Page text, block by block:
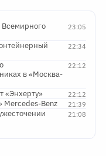
23:05
22:34
22:12
в «Москва-
22:12
«Энхерту»
21:39
Mercedes-Benz
21:08